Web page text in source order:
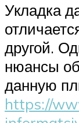
Укладка
другой.
нюансы
данную
https://